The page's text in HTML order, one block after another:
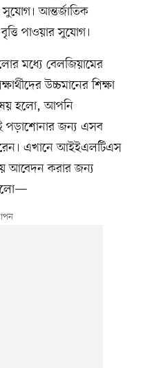
সুযোগ। আন্তর্জাতিক
পাওয়ার সুযোগ।
মধ্যে বেলজিয়ামের
উচ্চমানের শিক্ষা
হলো, আপনি
পড়াশোনার জন্য এসব
এখানে আইইএলটিএস
আবেদন করার জন্য